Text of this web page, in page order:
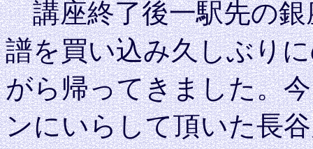
講座終了後一駅先の銀
譜を買い込み久しぶり
がら帰ってきました。
ンにいらして頂いた長